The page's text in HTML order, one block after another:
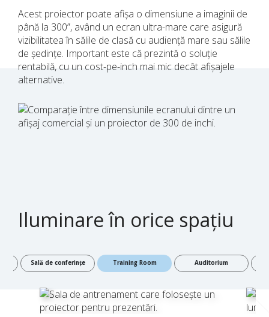
Acest proiector poate afișa o dimensiune a imaginii de
până la 300”, având un ecran ultra-mare care asigură
vizibilitatea în sălile de clasă cu audiență mare sau sălile
de ședințe. Important este că prezintă o soluție
rentabilă, cu un cost-pe-inch mai mic decât afișajele
alternative.
Iluminare în orice spațiu
Sală de conferințe Training Room Auditorium